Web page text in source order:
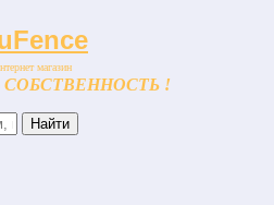
магазин
СОБСТВЕННОСТЬ !